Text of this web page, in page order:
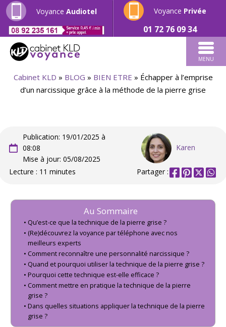
Voyance Audiotel Voyance Privée
01 72 76 09 34
MENU
Cabinet KLD » BLOG » BIEN ETRE » Échapper à l’emprise
d’un narcissique grâce à la méthode de la pierre grise
Publication: 19/01/2025 à
08:08
Mise à jour: 05/08/2025
Karen
Lecture : 11 minutes Partager :
Au Sommaire
Qu’est-ce que la technique de la pierre grise ?
(Re)découvrez la voyance par téléphone avec nos
meilleurs experts
Comment reconnaître une personnalité narcissique ?
Quand et pourquoi utiliser la technique de la pierre grise ?
Pourquoi cette technique est-elle efficace ?
Comment mettre en pratique la technique de la pierre
grise ?
Dans quelles situations appliquer la technique de la pierre
grise ?